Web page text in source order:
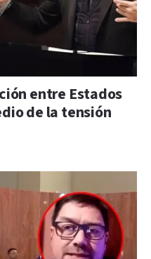
entre Estados
de la tensión